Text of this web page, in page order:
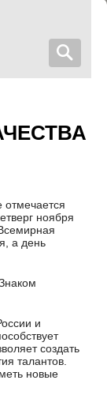
ноября
а день
и
создать
талантов.
новые